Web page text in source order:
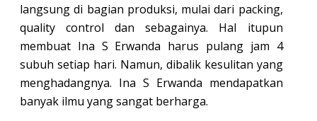
langsung di bagian produksi, mulai dari packing,
quality control dan sebagainya. Hal itupun
membuat Ina S Erwanda harus pulang jam 4
subuh setiap hari. Namun, dibalik kesulitan yang
menghadangnya. Ina S Erwanda mendapatkan
banyak ilmu yang sangat berharga.